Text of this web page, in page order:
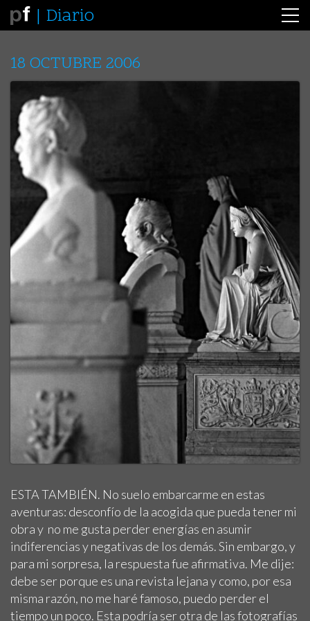
Diario
18 OCTUBRE 2006
ESTA TAMBIÉN. No suelo embarcarme en estas
aventuras: desconfío de la acogida que pueda tener mi
obra y no me gusta perder energías en asumir
indiferencias y negativas de los demás. Sin embargo, y
para mi sorpresa, la respuesta fue afirmativa. Me dije:
debe ser porque es una revista lejana y como, por esa
misma razón, no me haré famoso, puedo perder el
tiempo un poco. Esta podría ser otra de las fotografías